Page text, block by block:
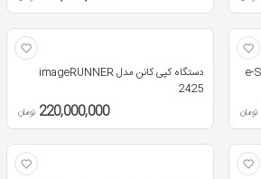
تومان
دستگاه کپی کانن مدل imageRUNNER
2425
220,000,000 تومان